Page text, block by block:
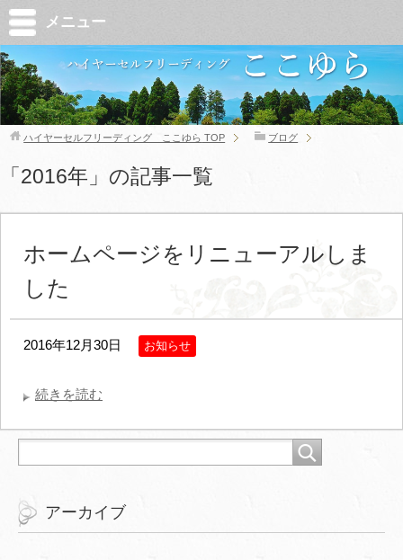
メニュー
ハイヤーセルフリーディング ここゆら TOP ブログ
「2016年」の記事一覧
ホームページをリニューアルしま
した
2016年12月30日 お知らせ
続きを読む
アーカイブ